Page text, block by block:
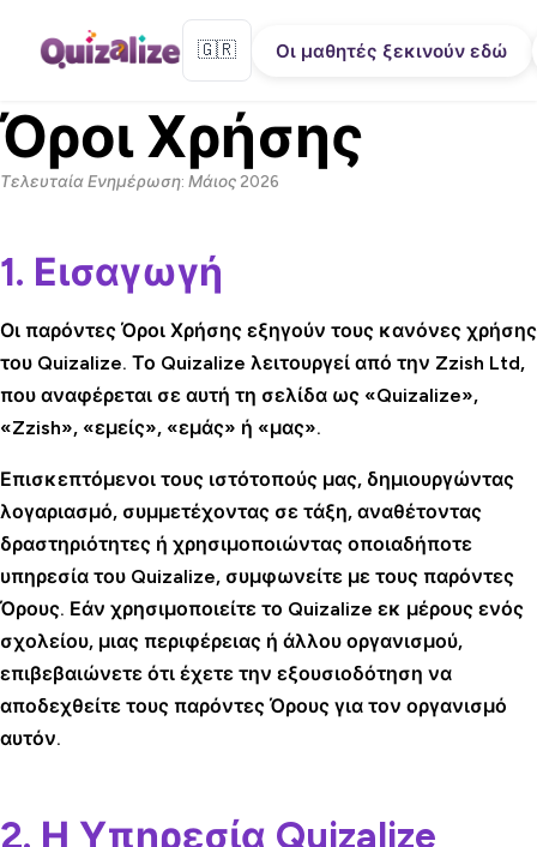
🇬🇷 Οι μαθητές ξεκινούν εδώ
Όροι Χρήσης
Τελευταία Ενημέρωση: Μάιος 2026
1. Εισαγωγή
Οι παρόντες Όροι Χρήσης εξηγούν τους κανόνες χρήσης
του Quizalize. Το Quizalize λειτουργεί από την Zzish Ltd,
που αναφέρεται σε αυτή τη σελίδα ως «Quizalize»,
«Zzish», «εμείς», «εμάς» ή «μας».
Επισκεπτόμενοι τους ιστότοπούς μας, δημιουργώντας
λογαριασμό, συμμετέχοντας σε τάξη, αναθέτοντας
δραστηριότητες ή χρησιμοποιώντας οποιαδήποτε
υπηρεσία του Quizalize, συμφωνείτε με τους παρόντες
Όρους. Εάν χρησιμοποιείτε το Quizalize εκ μέρους ενός
σχολείου, μιας περιφέρειας ή άλλου οργανισμού,
επιβεβαιώνετε ότι έχετε την εξουσιοδότηση να
αποδεχθείτε τους παρόντες Όρους για τον οργανισμό
αυτόν.
2. Η Υπηρεσία Quizalize